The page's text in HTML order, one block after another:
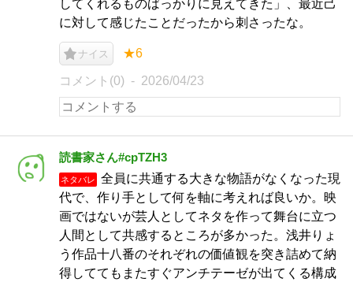
してくれるものばっかりに見えてきた」、最近己
に対して感じたことだったから刺さったな。
ナイス ★6
コメント(0) 2026/04/23
読書家さん#cpTZH3
ネタバレ
全員に共通する大きな物語がなくなった現
代で、作り手として何を軸に考えれば良いか。映
画ではないが芸人としてネタを作って舞台に立つ
人間として共感するところが多かった。浅井りょ
う作品十八番のそれぞれの価値観を突き詰めて納
得しててもまたすぐアンチテーゼが出てくる構成